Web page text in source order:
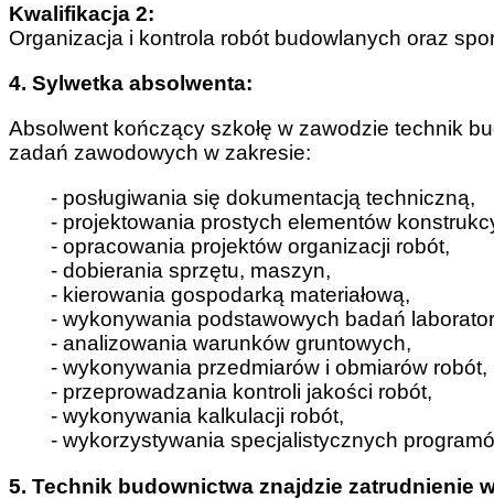
Kwalifikacja 2:
Organizacja i kontrola robót budowlanych oraz
4. Sylwetka absolwenta:
Absolwent kończący szkołę w zawodzie technik
zadań zawodowych w zakresie:
- posługiwania się dokumentacją techniczną,
- projektowania prostych elementów
- opracowania projektów organizacji robót,
- dobierania sprzętu, maszyn,
- kierowania gospodarką materiałową,
- wykonywania podstawowych badań
- analizowania warunków gruntowych,
- wykonywania przedmiarów i obmiarów robót,
- przeprowadzania kontroli jakości robót,
- wykonywania kalkulacji robót,
- wykorzystywania specjalistycznych
5. Technik budownictwa znajdzie zatrudnienie